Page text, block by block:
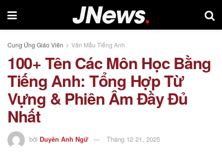
Cung Ứng Giáo Viên Văn Mẫu Tiếng Anh
100+ Tên Các Môn Học Bằng
Tiếng Anh: Tổng Hợp Từ
Vựng & Phiên Âm Đầy Đủ
Nhất
bởi Duyên Anh Ngữ Tháng 12 21, 2025